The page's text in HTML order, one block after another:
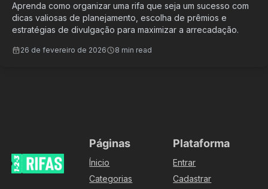
Aprenda como organizar uma rifa que seja um sucesso com
dicas valiosas de planejamento, escolha de prêmios e
estratégias de divulgação para maximizar a arrecadação.
26 de fevereiro de 2026 8 min read
Páginas
Ínicio
Categorias
Plataforma
Entrar
Cadastrar